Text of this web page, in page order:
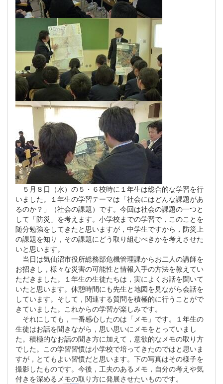
５月８日（水）の５・６校時に１年生は総合的な学習を行
いました。１年生の学習テーマは「社会にはどんな課題があ
るのか？」（社会の課題）です。今回は社会の課題の一つと
して「防災」を考えます。小学校までの学習で，このことを
随分勉強をしてきたと思いますが，中学生ですから，防災上
の課題を知り，その課題にどう取り組むべきかを考えさせた
いと思います。
当日は気仙沼市役所総務部危機管理課からお二人の講師を
お招きし，様々な災害の可能性と情報入手の方法を教えてい
ただきました。１年生の生徒たちは，実によくお話を聞いて
いたと思います。休憩時間にも先生と地図を見ながら会話を
しています。そして，関連する質問を積極的に行うことがで
きていました。これからの学習が楽しみです。
それにしても，一番感心したのは「メモ」です。１年生の
生徒はお話を聞きながら，思い思いにメモをとっていまし
た。積極的なお話の聞き方に加えて，意欲的なメモの取り方
でした。この学習習慣は小学校で培ってきたのではと思いま
すが，とてもよい習慣だと思います。下の写真はその様子を
撮影したものです。今後，工夫のあるメモ，自分の考えや気
付きを深めるメモの取り方に発展させたいものです。